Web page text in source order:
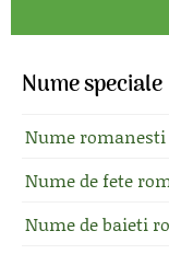
Nume speciale
Nume romanesti
Nume de fete
Nume de baieti